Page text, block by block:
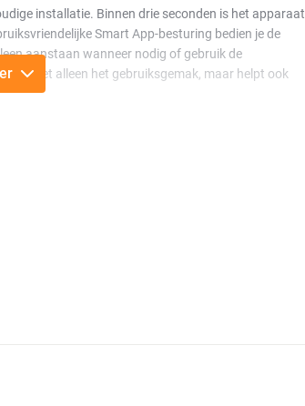
installatie. Binnen drie seconden is het apparaat
Smart App-besturing bedien je de
aanstaan wanneer nodig of gebruik de
niet alleen het gebruiksgemak, maar helpt ook
stroomverbruik, terwijl je profiteert van een veilige,